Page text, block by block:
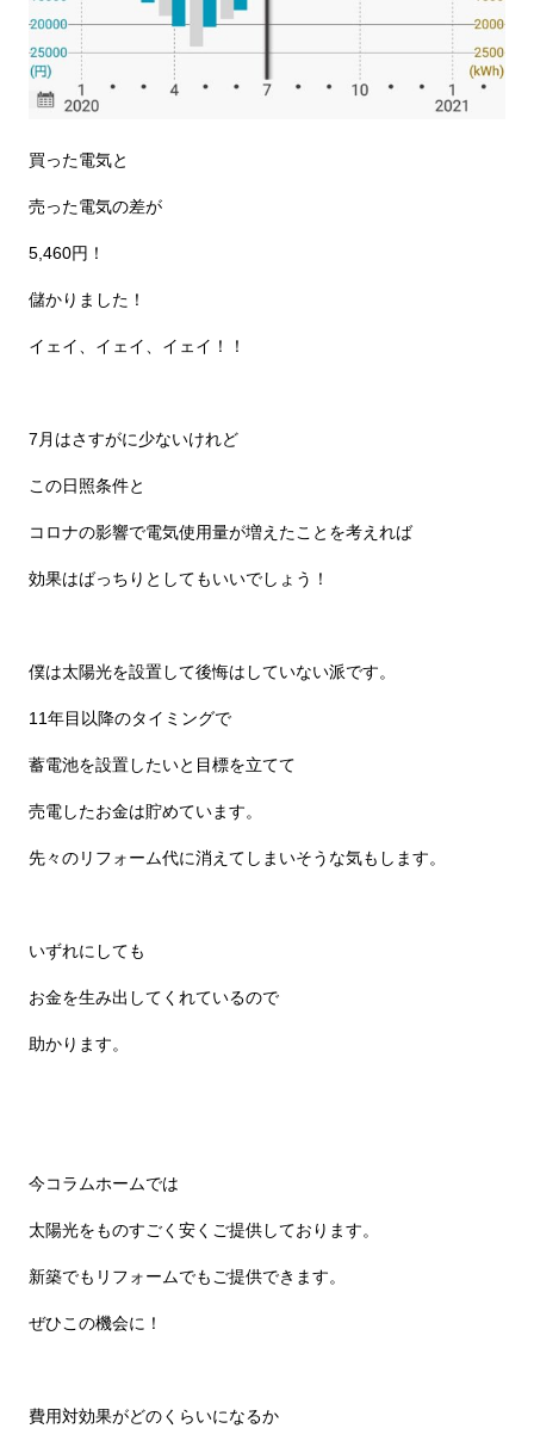
買った電気と
売った電気の差が
5,460円！
儲かりました！
イェイ、イェイ、イェイ！！
7月はさすがに少ないけれど
この日照条件と
コロナの影響で電気使用量が増えたことを考えれば
効果はばっちりとしてもいいでしょう！
僕は太陽光を設置して後悔はしていない派です。
11年目以降のタイミングで
蓄電池を設置したいと目標を立てて
売電したお金は貯めています。
先々のリフォーム代に消えてしまいそうな気もします。
いずれにしても
お金を生み出してくれているので
助かります。
今コラムホームでは
太陽光をものすごく安くご提供しております。
新築でもリフォームでもご提供できます。
ぜひこの機会に！
費用対効果がどのくらいになるか